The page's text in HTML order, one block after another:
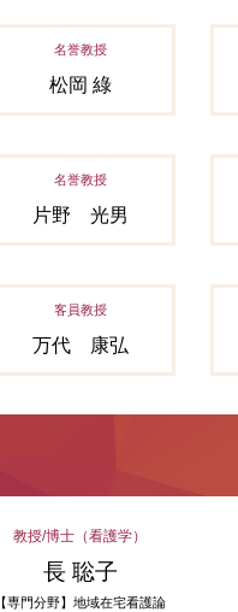
名誉教授
松岡 綠
名誉教授
片野 光男
客員教授
万代 康弘
教授/博士（看護学）
長 聡子
【専門分野】地域在宅看護論